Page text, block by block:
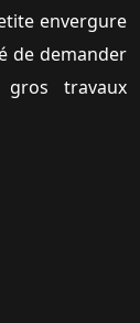
envergure
de demander
travaux